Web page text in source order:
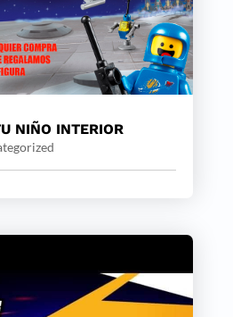
NIÑO INTERIOR